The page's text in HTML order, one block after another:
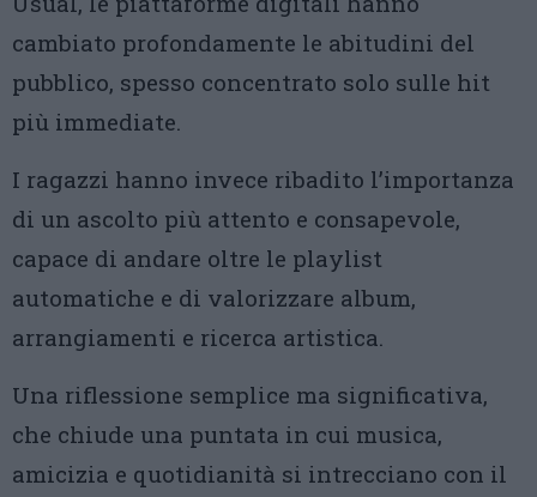
cambiato profondamente le abitudini del
pubblico, spesso concentrato solo sulle hit
più immediate.
I ragazzi hanno invece ribadito l’importanza
di un ascolto più attento e consapevole,
capace di andare oltre le playlist
automatiche e di valorizzare album,
arrangiamenti e ricerca artistica.
Una riflessione semplice ma significativa,
che chiude una puntata in cui musica,
amicizia e quotidianità si intrecciano con il